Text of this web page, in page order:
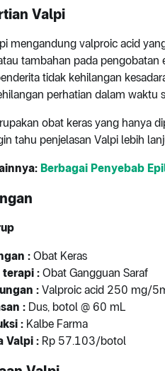
Valpi
mengandung valproic acid
tambahan pada pengobatan
tidak kehilangan
perhatian dalam waktu
obat keras yang hanya
tahu penjelasan Valpi lebih
Berbagai Penyebab
: Obat Keras
terapi : Obat Gangguan Saraf
: Valproic acid 250 mg/
: Dus, botol @ 60 mL
: Kalbe Farma
Valpi : Rp 57.103/botol